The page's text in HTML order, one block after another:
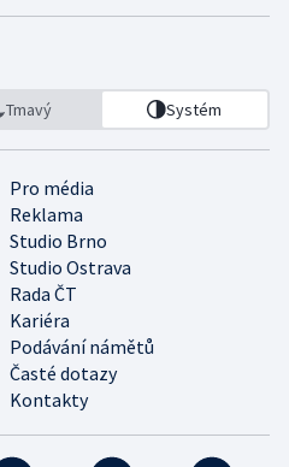
Tmavý Systém
Pro média
Reklama
Studio Brno
Studio Ostrava
Rada ČT
Kariéra
Podávání námětů
Časté dotazy
Kontakty